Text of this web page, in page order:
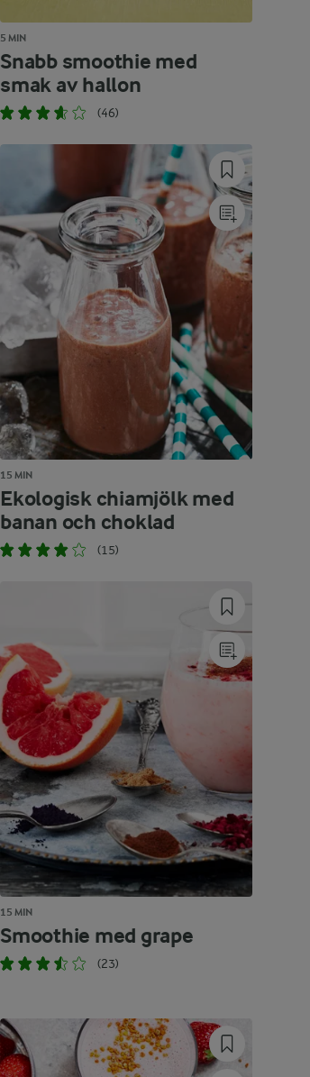
5 MIN
Snabb smoothie med
smak av hallon
(46)
15 MIN
Ekologisk chiamjölk med
banan och choklad
(15)
15 MIN
Smoothie med grape
(23)